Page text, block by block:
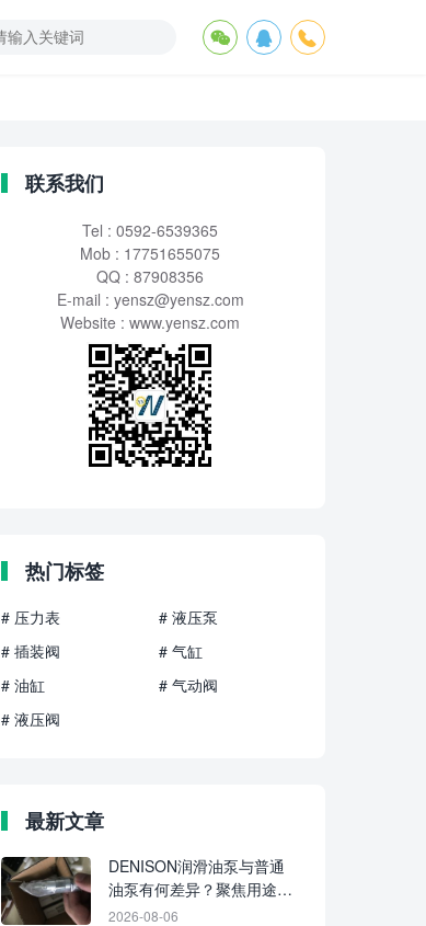
联系我们
Tel : 0592-6539365
Mob : 17751655075
QQ : 87908356
E-mail : yensz@yensz.com
Website : www.yensz.com
热门标签
# 压力表
# 液压泵
# 插装阀
# 气缸
# 油缸
# 气动阀
# 液压阀
最新文章
DENISON润滑油泵与普通
油泵有何差异？聚焦用途、
介质与供油方式
2026-08-06